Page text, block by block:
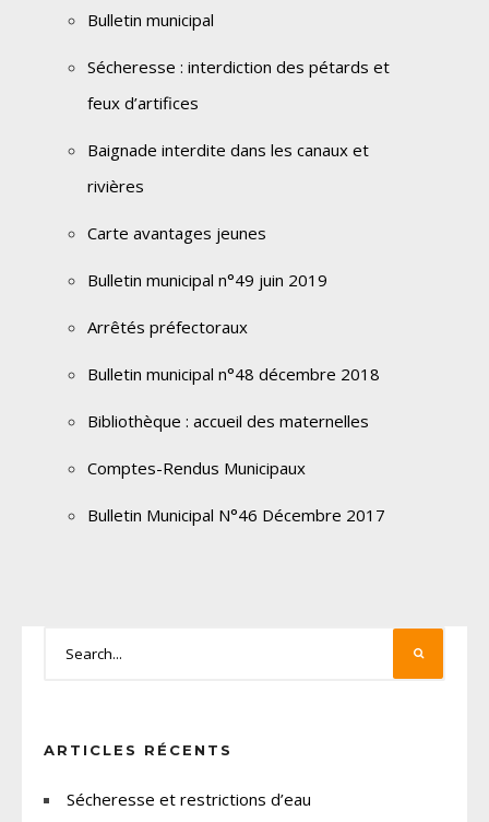
Bulletin municipal
Sécheresse : interdiction des pétards et
feux d’artifices
Baignade interdite dans les canaux et
rivières
Carte avantages jeunes
Bulletin municipal n°49 juin 2019
Arrêtés préfectoraux
Bulletin municipal n°48 décembre 2018
Bibliothèque : accueil des maternelles
Comptes-Rendus Municipaux
Bulletin Municipal N°46 Décembre 2017
ARTICLES RÉCENTS
Sécheresse et restrictions d’eau